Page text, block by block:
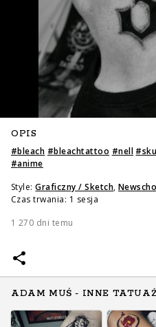
OPIS
#bleach #bleachtattoo #nell #
#anime
Style: Graficzny / Sketch,
Czas trwania: 1 sesja
1 270 dni temu
ADAM MUŚ - INNE